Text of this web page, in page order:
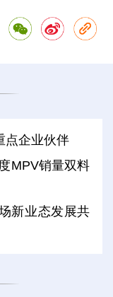
点企业伙伴
MPV销量双料
新业态发展共